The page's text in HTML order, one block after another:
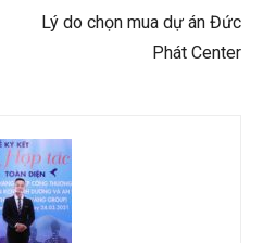
Lý do chọn mua dự án Đức
Phát Center